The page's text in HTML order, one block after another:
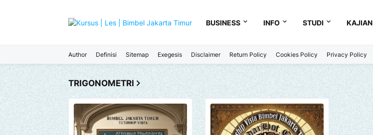
BUSINESS INFO STUDI KAJIAN
Author Definisi Sitemap Exegesis Disclaimer Return Policy Cookies Policy Privacy Policy
TRIGONOMETRI